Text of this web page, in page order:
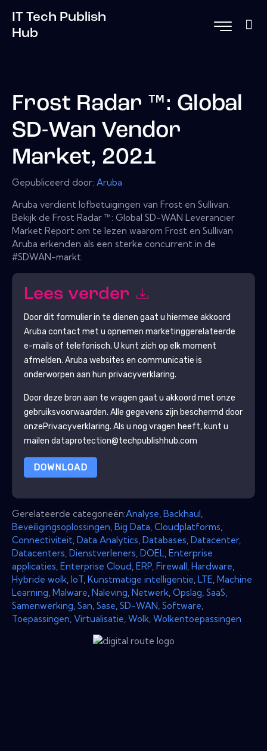
IT Tech Publish
Hub
Frost Radar ™: Global
SD-Wan Vendor
Market, 2021
Gepubliceerd door: Aruba
Aruba verdient lofbetuigingen van Frost en Sullivan.
Bekijk de Frost Radar ™: Global SD-WAN Leverancier
Market Report om te lezen waarom Frost en Sullivan
Aruba erkenden als een sterke concurrent in de
#SDWAN-markt.
Lees verder
Door dit formulier in te dienen gaat u hiermee akkoord
Aruba contact met u opnemen marketinggerelateerde
e-mails of telefonisch. U kunt zich op elk moment
afmelden. Aruba websites en communicatie is
onderworpen aan hun privacyverklaring.
Door deze bron aan te vragen gaat u akkoord met onze
gebruiksvoorwaarden. Alle gegevens zijn beschermd door
onzePrivacyverklaring. Als u nog vragen heeft, kunt u
mailen dataprotection@techpublishhub.com
DOWNLOAD
Gerelateerde categorieën:Analyse Backhaul
Beveiligingsoplossingen Big Data Cloudplatforms
Connectiviteit Data Analytics Databases Datacenter,
Datacenters Dienstverleners DOEL Enterprise
applicaties Enterprise Cloud ERP Firewall Hardware
Hybride wolk IoT Kunstmatige intelligentie LTE Machine
Learning Malware Naleving Netwerk Opslag SaaS
Samenwerking San Sase SD-WAN Software
Toepassingen Virtualisatie Wolk Wolkentoepassingen